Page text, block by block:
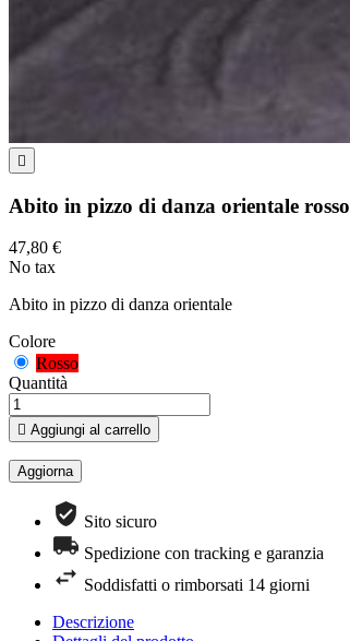

Abito in pizzo di danza orientale rosso
47,80 €
No tax
Abito in pizzo di danza orientale
Colore
Rosso
Quantità
 Aggiungi al carrello
Sito sicuro
Spedizione con tracking e garanzia
Soddisfatti o rimborsati 14 giorni
Descrizione